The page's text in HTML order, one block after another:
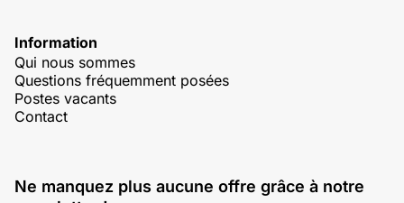
Information
Qui nous sommes
Questions fréquemment posées
Postes vacants
Contact
Ne manquez plus aucune offre grâce à notre